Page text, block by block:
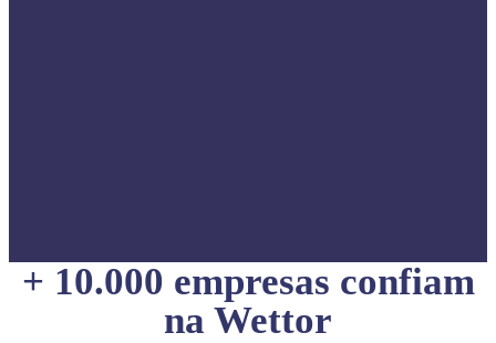
+ 10.000 empresas confiam
na Wettor